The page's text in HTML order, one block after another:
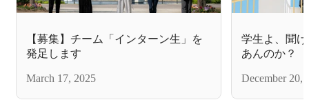
【募集】チーム「インターン生」を
発足します
March 17, 2025
学生よ、聞
あんのか？
December 20,